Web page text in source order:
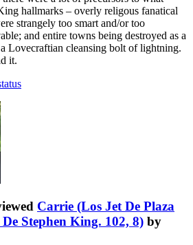
hallmarks – overly religous fanatical
strangely too smart and/or too
and entire towns being destroyed as a
Lovecraftian cleansing bolt of lightning.
it.
Carrie (Los Jet De Plaza
Stephen King. 102, 8) by